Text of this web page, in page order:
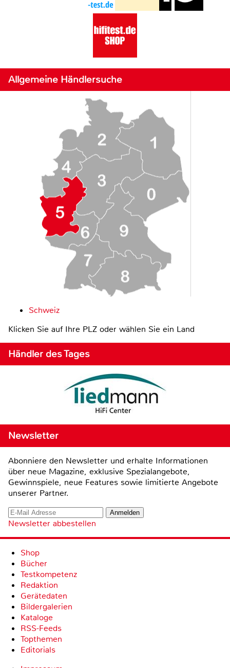
Allgemeine Händlersuche
Schweiz
Klicken Sie auf Ihre PLZ oder wählen Sie ein Land
Händler des Tages
Newsletter
Abonniere den Newsletter und erhalte Informationen
über neue Magazine, exklusive Spezialangebote,
Gewinnspiele, neue Features sowie limitierte Angebote
unserer Partner.
Newsletter abbestellen
Shop
Bücher
Testkompetenz
Redaktion
Gerätedaten
Bildergalerien
Kataloge
RSS-Feeds
Topthemen
Editorials